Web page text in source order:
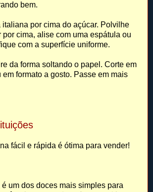
bem.
italiana por cima do açúcar. Polvilhe
por cima, alise com uma espátula ou
com a superfície uniforme.
da forma soltando o papel. Corte em
formato a gosto. Passe em mais
fácil e rápida é ótima para vender!
um dos doces mais simples para